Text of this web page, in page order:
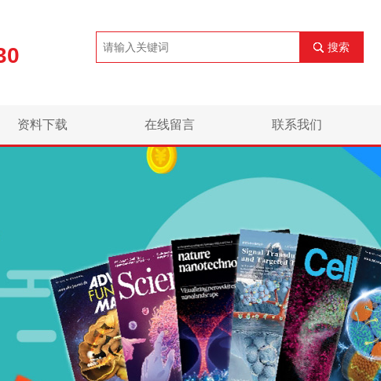
搜索
资料下载 在线留言 联系我们